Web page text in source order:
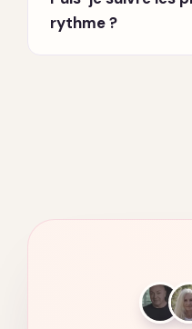
questions. Vous
email dès votre
rythme ?